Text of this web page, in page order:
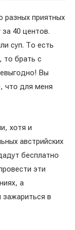
приятных
40 центов.
суп. То есть
то брать с
Вы
что для меня
хотя и
австрийских
бесплатно
эти
а
в